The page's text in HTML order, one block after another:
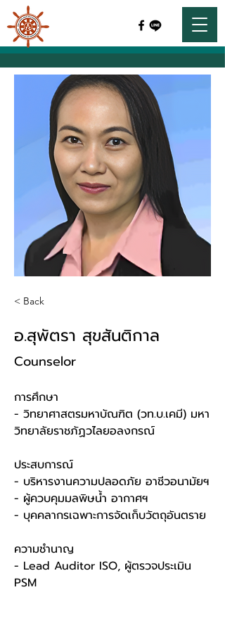
< Back
อ.สุพัตรา สุขสันติกาล
Counselor
การศึกษา
- วิทยาศาสตรมหาบัณฑิต (วท.บ.เคมี) มหา
วิทยาลัยราชภัฏวไลยอลงกรณ์
ประสบการณ์
- บริหารงานความปลอดภัย อาชีวอนามัยฯ
- ผู้ควบคุมมลพิษน้ำ อากาศฯ
- บุคคลากรเฉพาะการจัดเก็บวัตถุอันตราย
ความชำนาญ
- Lead Auditor ISO, ผู้ตรวจประเมิน
PSM